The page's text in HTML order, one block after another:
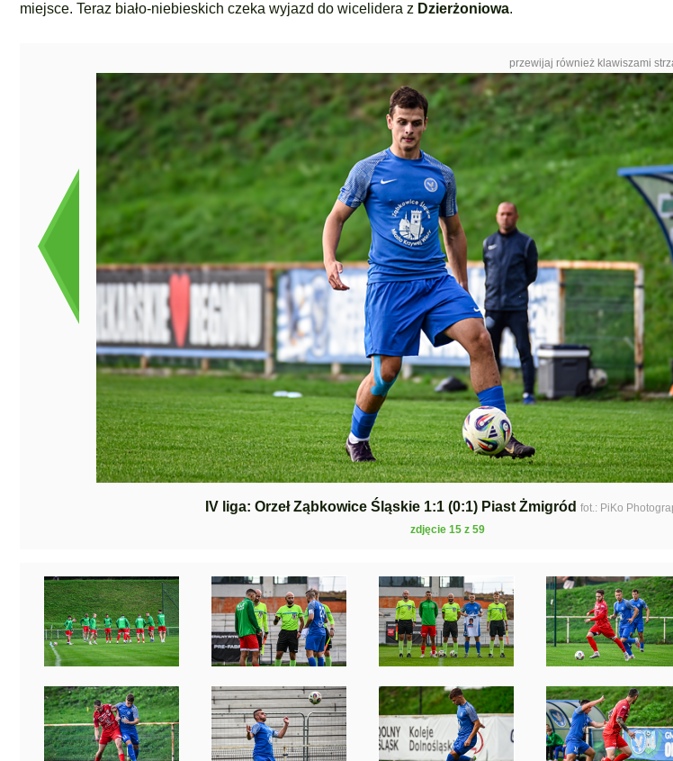
miejsce. Teraz biało-niebieskich czeka wyjazd do wicelidera z Dzierżoniowa.
przewijaj również klawiszami
IV liga: Orzeł Ząbkowice Śląskie 1:1 (0:1) Piast Żmigród fot.: PiKo
zdjęcie 15 z 59